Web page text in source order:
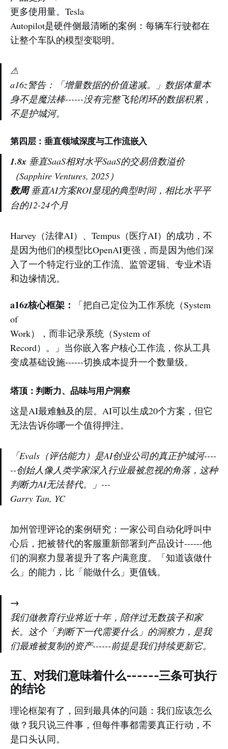
更多使用量。Tesla
Autopilot是硬件侧最清晰的案例：每辆车行驶都在
让整个车队的模型变聪明。
⚠
a16z警告：「增量数据的价值递减。」数据体量本
身不是魔法棒------没有完整飞轮闭环的数据积累，
不是护城河。
第四层：垂直领域深度与工作流嵌入
1.8x 垂直SaaS相对水平SaaS的交易倍数溢价
（Sapphire Ventures, 2025）
数周垂直AI方案ROI显现的典型时间，相比水平平
台的12-24个月
Harvey（法律AI）、Tempus（医疗AI）的成功，不
是因为他们的模型比OpenAI更强，而是因为他们深
入了一个特定行业的工作流、监管逻辑、专业术语
和边缘情况。
a16z核心框架：
「把自己定位为工作系统（System
of
Work），而非记录系统（System of
Record）。」当你嵌入客户核心工作流，你从工具
变成基础设施------切换成本提升一个数量级。
塔顶：判断力、品味与用户洞察
这是AI最难触及的层。AI可以生成20个方案，但它
无法告诉你哪一个值得押注。
「Evals（评估能力）是AI创业公司的真正护城河----
--创始人像人类学家深入行业最被忽视的角落，这种
判断力AI无法替代。」---
Garry Tan, YC
加州管理评论的案例研究：一家公司自动化呼叫中
心后，把被替代的客服重新部署到产品设计------他
们的洞察力显著提升了客户满意度。「知道该做什
么」的能力，比「能做什么」更值钱。
→
我们做教育行业将近十年，陪伴过无数孩子和家
长。这个「判断下一代需要什么」的洞察力，是我
们最难被复制的资产------前提是我们持续更新它。
五、对我们意味着什么------三条可执行
的结论
理论框架有了，回到最具体的问题：我们应该怎么
做？我只说三件事，但每件事都需要真正行动，不
是口头认同。